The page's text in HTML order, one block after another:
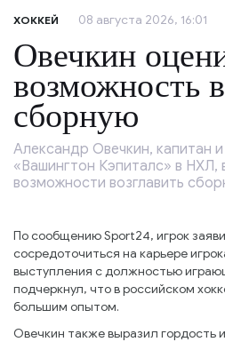
ХОККЕЙ 08 августа 2026, 16:01
Овечкин
возможность
сборную
Александр Овечкин, капитан
«Вашингтон Кэпиталс» в НХЛ,
возможности возглавить
По сообщению Sport24, игрок
сосредоточиться на карьере
выступления с должностью
подчеркнул, что в российском
большим опытом.
Овечкин также выразил гордость